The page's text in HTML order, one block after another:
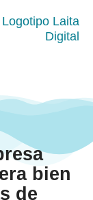
bien
de